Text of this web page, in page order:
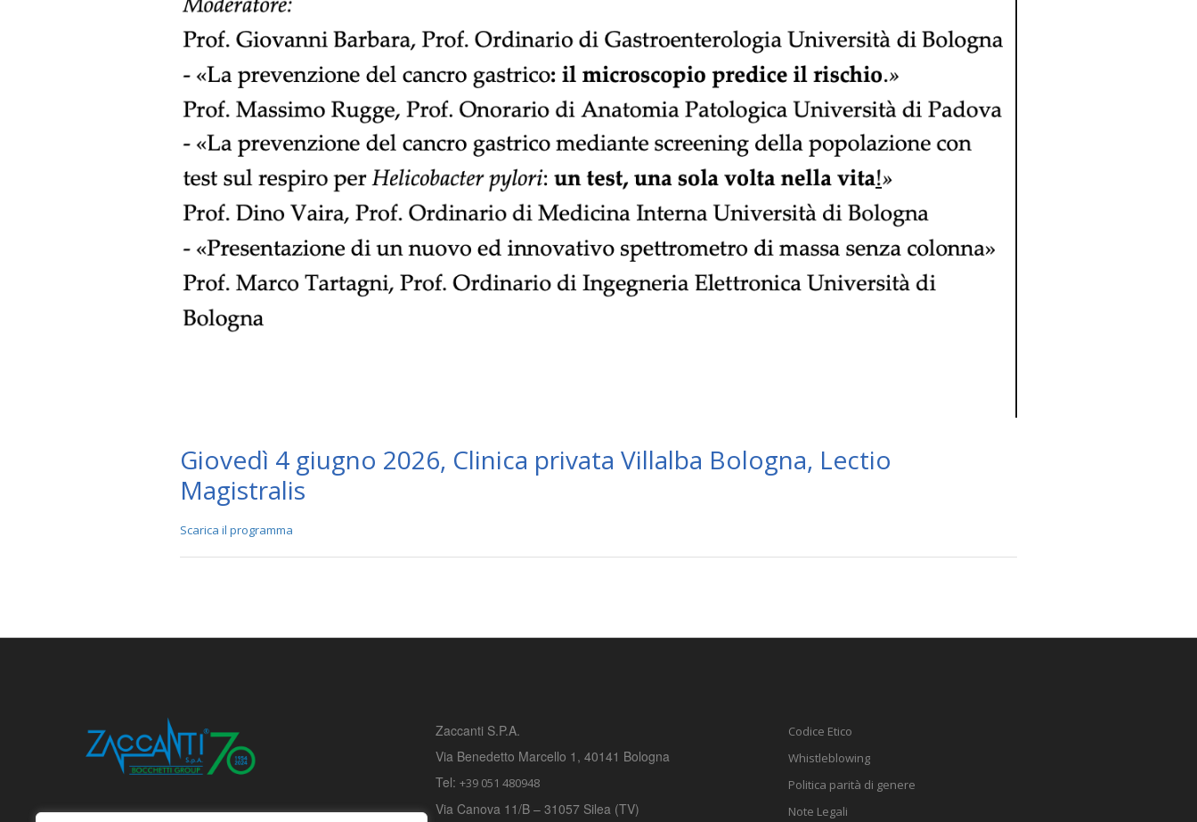
Giovedì 4 giugno 2026, Clinica privata Villalba Bologna, Lectio
Magistralis
Scarica il programma
Zaccanti S.P.A.
Via Benedetto Marcello 1, 40141 Bologna
Tel: +39 051 480948
Via Canova 11/B – 31057 Silea (TV)
Codice Etico
Whistleblowing
Politica parità di genere
Note Legali